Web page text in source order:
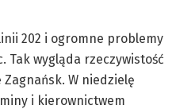
202 i ogromne problemy
Tak wygląda rzeczywistość
W niedzielę
i kierownictwem